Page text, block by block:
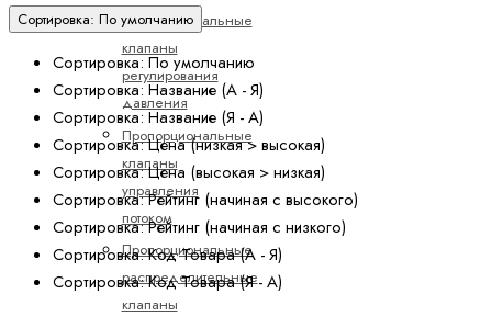
Пропорциональные
клапаны
регулирования
давления
Пропорциональные
клапаны
управления
потоком
Пропорциональные
распределительные
клапаны
Сортировка: По умолчанию
Сортировка: По умолчанию
Сортировка: Название (А - Я)
Сортировка: Название (Я - А)
Сортировка: Цена (низкая > высокая)
Сортировка: Цена (высокая > низкая)
Сортировка: Рейтинг (начиная с высокого)
Сортировка: Рейтинг (начиная с низкого)
Сортировка: Код Товара (А - Я)
Сортировка: Код Товара (Я - А)